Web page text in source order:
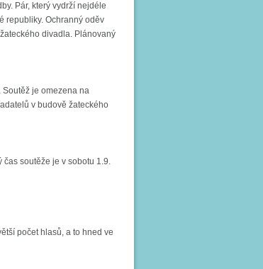
Pár, který vydrží nejdéle
republiky. Ochranný oděv
divadla. Plánovaný
Soutěž je omezena na
v budově žateckého
soutěže je v sobotu 1.9.
počet hlasů, a to hned ve